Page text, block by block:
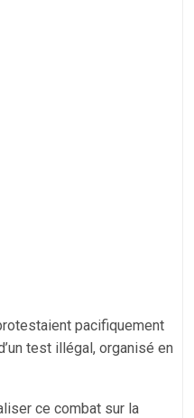
pacifiquement
test illégal, organisé en
ce combat sur la